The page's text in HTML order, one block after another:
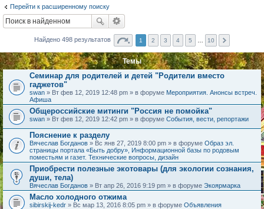
Перейти к расширенному поиску
Найдено 498 результатов 1 2 3 4 5 10
Темы
Семинар для родителей и детей "Родители вместо
гаджетов"
swan » Вт фев 12, 2019 12:48 pm » в форуме Мероприятия. Анонсы встреч.
Афиша
Общероссийские митинги "Россия не помойка"
swan » Вт фев 12, 2019 12:42 pm » в форуме События, вести, репортажи
Пояснение к разделу
Вячеслав Богданов » Вс янв 27, 2019 8:00 pm » в форуме Образ эл.
страницы портала «Быть добру», Информационной базы по родовым
поместьям и газет. Технические вопросы, дизайн
Приобрести полезные экотовары (для экологии сознания,
души, тела)
Вячеслав Богданов » Вт апр 26, 2016 9:19 pm » в форуме Экоярмарка
Масло холодного отжима
sibirskij-kedr » Вс мар 13, 2016 8:05 pm » в форуме Объявления